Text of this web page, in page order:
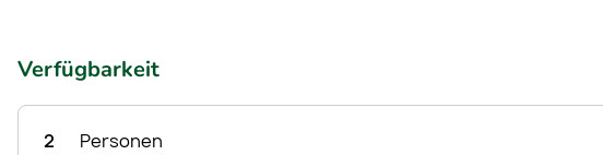
Verfügbarkeit
2 Personen